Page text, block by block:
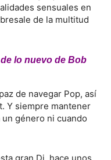
sensuales en
de la multitud
lo nuevo de Bob
de navegar Pop, así
Y siempre mantener
género ni cuando